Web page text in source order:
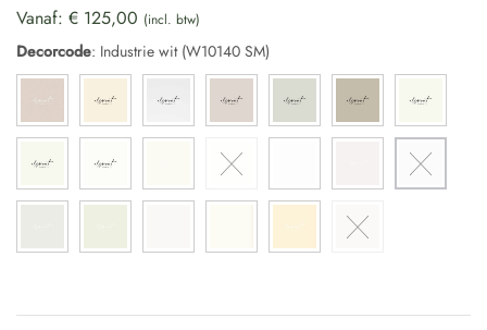
Vanaf: € 125,00 (incl. btw)
Decorcode: Industrie wit (W10140 SM)